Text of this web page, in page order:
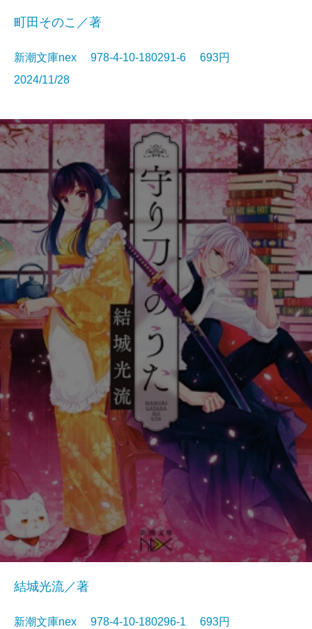
町田そのこ／著
新潮文庫nex 978-4-10-180291-6 693円
2024/11/28
結城光流／著
新潮文庫nex 978-4-10-180296-1 693円